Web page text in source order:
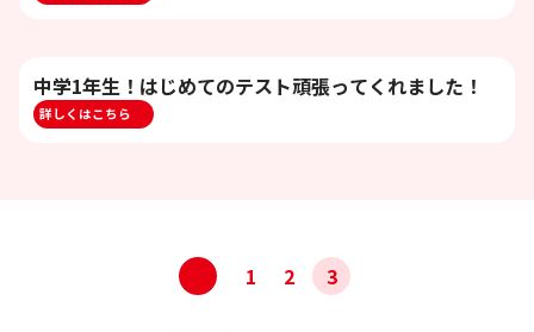
中学1年生！はじめてのテスト頑張ってくれました！
詳しくはこちら
1 2 3